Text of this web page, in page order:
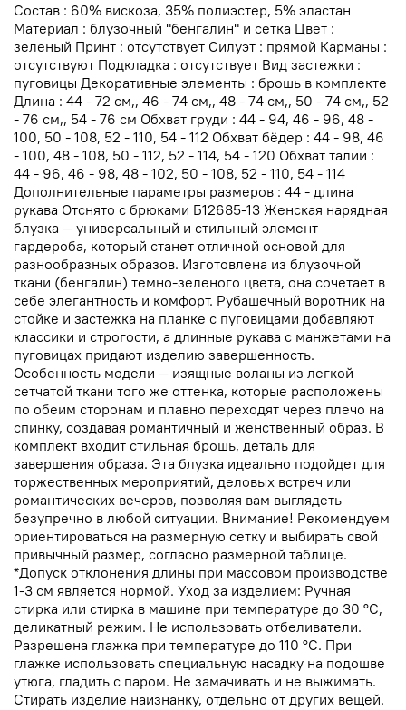
Состав : 60% вискоза, 35% полиэстер, 5% эластан
Материал : блузочный "бенгалин" и сетка Цвет :
зеленый Принт : отсутствует Силуэт : прямой Карманы :
отсутствуют Подкладка : отсутствует Вид застежки :
пуговицы Декоративные элементы : брошь в комплекте
Длина : 44 - 72 см,, 46 - 74 см,, 48 - 74 см,, 50 - 74 см,, 52
- 76 см,, 54 - 76 см Обхват груди : 44 - 94, 46 - 96, 48 -
100, 50 - 108, 52 - 110, 54 - 112 Обхват бёдер : 44 - 98, 46
- 100, 48 - 108, 50 - 112, 52 - 114, 54 - 120 Обхват талии :
44 - 96, 46 - 98, 48 - 102, 50 - 108, 52 - 110, 54 - 114
Дополнительные параметры размеров : 44 - длина
рукава Отснято с брюками Б12685-13 Женская нарядная
блузка — универсальный и стильный элемент
гардероба, который станет отличной основой для
разнообразных образов. Изготовлена из блузочной
ткани (бенгалин) темно-зеленого цвета, она сочетает в
себе элегантность и комфорт. Рубашечный воротник на
стойке и застежка на планке с пуговицами добавляют
классики и строгости, а длинные рукава с манжетами на
пуговицах придают изделию завершенность.
Особенность модели — изящные воланы из легкой
сетчатой ткани того же оттенка, которые расположены
по обеим сторонам и плавно переходят через плечо на
спинку, создавая романтичный и женственный образ. В
комплект входит стильная брошь, деталь для
завершения образа. Эта блузка идеально подойдет для
торжественных мероприятий, деловых встреч или
романтических вечеров, позволяя вам выглядеть
безупречно в любой ситуации. Внимание! Рекомендуем
ориентироваться на размерную сетку и выбирать свой
привычный размер, согласно размерной таблице.
*Допуск отклонения длины при массовом производстве
1-3 см является нормой. Уход за изделием: Ручная
стирка или стирка в машине при температуре до 30 °C,
деликатный режим. Не использовать отбеливатели.
Разрешена глажка при температуре до 110 °C. При
глажке использовать специальную насадку на подошве
утюга, гладить с паром. Не замачивать и не выжимать.
Стирать изделие наизнанку, отдельно от других вещей.